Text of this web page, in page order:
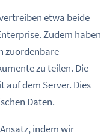
etwa beide
Zudem haben
zuordenbare
zu teilen. Die
dem Server. Dies
Daten.
indem wir